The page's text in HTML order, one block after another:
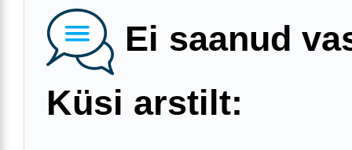
Ei saanud
Küsi arstilt: